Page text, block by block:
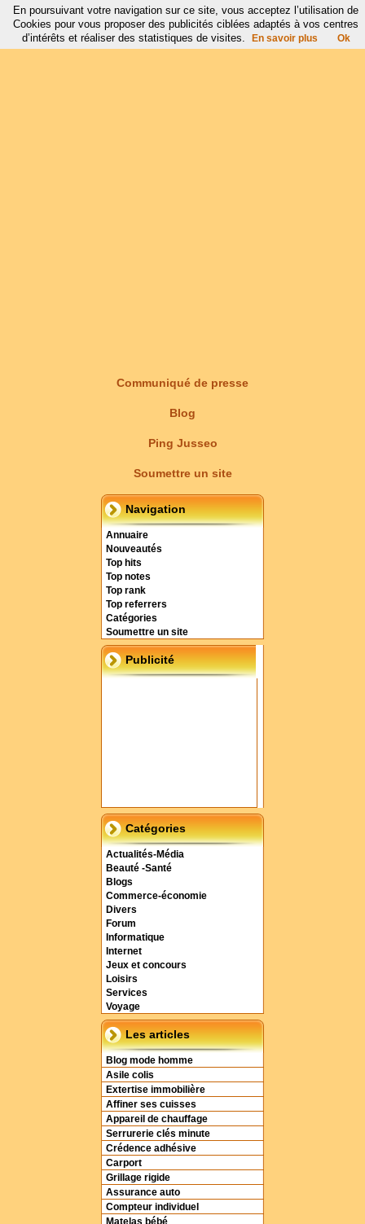
Communiqué de presse
Blog
Ping Jusseo
Soumettre un site
Navigation
Annuaire
Nouveautés
Top hits
Top notes
Top rank
Top referrers
Catégories
Soumettre un site
Publicité
Catégories
Actualités-Média
Beauté -Santé
Blogs
Commerce-économie
Divers
Forum
Informatique
Internet
Jeux et concours
Loisirs
Services
Voyage
Les articles
Blog mode homme
Asile colis
Extertise immobilière
Affiner ses cuisses
Appareil de chauffage
Serrurerie clés minute
Crédence adhésive
Carport
Grillage rigide
Assurance auto
Compteur individuel
Matelas bébé
En poursuivant votre navigation sur ce site, vous acceptez l’utilisation de
Cookies pour vous proposer des publicités ciblées adaptés à vos centres
d’intérêts et réaliser des statistiques de visites.
En savoir plus Ok